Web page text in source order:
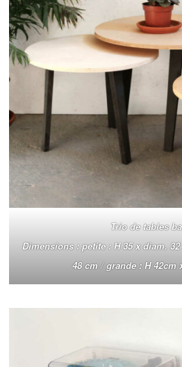
Trio de tables
Dimensions : petite : H 35 x diam.
48 cm / grande : H 42cm